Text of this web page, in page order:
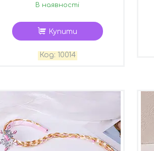
В наявності
Купити
10014